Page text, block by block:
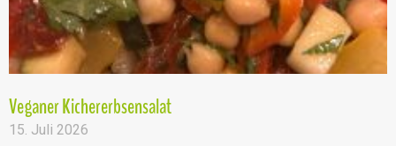
Veganer Kichererbsensalat
15. Juli 2026